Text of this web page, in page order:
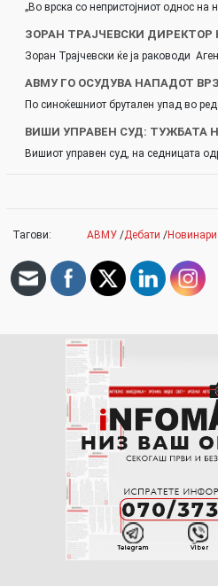
„Во врска со непристојниот однос на
ЗОРАН ТРАЈЧЕВСКИ ДИРЕКТОР
Зоран Трајчевски ќе ја раководи
АВМУ ГО ОСУДУВА НАПАДОТ
По синоќешниот брутален упад во
ВИШИ УПРАВЕН СУД: ТУЖБАТА
Вишиот управен суд, на седницата
Тагови: АВМУ /Дебати /Новинари